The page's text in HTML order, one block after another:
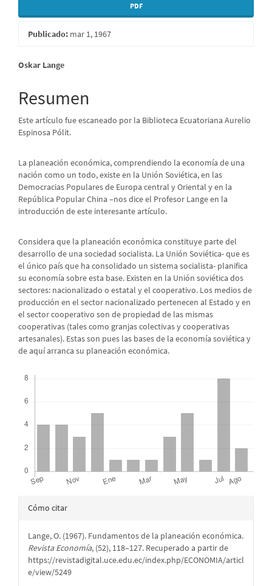
PDF
Publicado: mar 1, 1967
Contenido
principal
del
artículo
Oskar Lange
Resumen
Este artículo fue escaneado por la Biblioteca Ecuatoriana Aurelio
Espinosa Pólit.
La planeación económica, comprendiendo la economía de una
nación como un todo, existe en la Unión Soviética, en las
Democracias Populares de Europa central y Oriental y en la
República Popular China –nos dice el Profesor Lange en la
introducción de este interesante artículo.
Considera que la planeación económica constituye parte del
desarrollo de una sociedad socialista. La Unión Soviética- que es
el único país que ha consolidado un sistema socialista- planifica
su economía sobre esta base. Existen en la Unión soviética dos
sectores: nacionalizado o estatal y el cooperativo. Los medios de
producción en el sector nacionalizado pertenecen al Estado y en
el sector cooperativo son de propiedad de las mismas
cooperativas (tales como granjas colectivas y cooperativas
artesanales). Estas son pues las bases de la economía soviética y
de aquí arranca su planeación económica.
Detalles
artículo
Cómo citar
Lange, O. (1967). Fundamentos de la planeación económica.
Revista Economía, (52), 118–127. Recuperado a partir de
https://revistadigital.uce.edu.ec/index.php/ECONOMIA/articl
e/view/5249